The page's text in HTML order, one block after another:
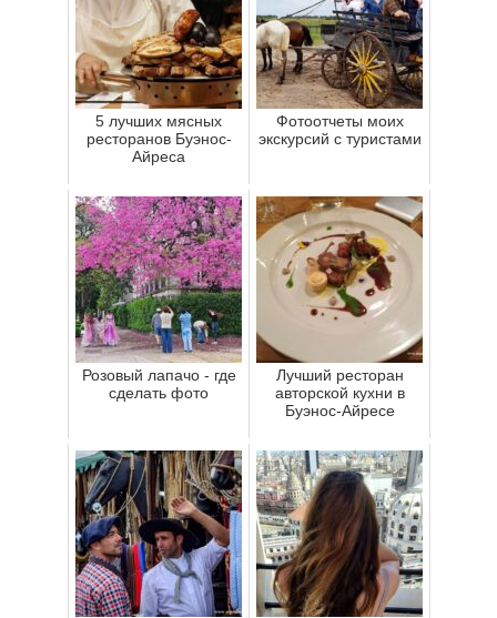
5 лучших мясных
ресторанов Буэнос-
Айреса
Фотоотчеты моих
экскурсий с туристами
Розовый лапачо - где
сделать фото
Лучший ресторан
авторской кухни в
Буэнос-Айресе